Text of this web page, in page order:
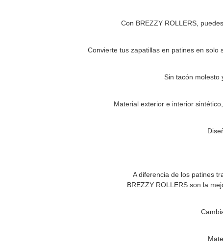
Con BREZZY ROLLERS,
Convierte tus zapatillas en patines en solo
Sin tacón molesto
Material exterior e interior
A diferencia de los patines
BREZZY ROLLERSson la